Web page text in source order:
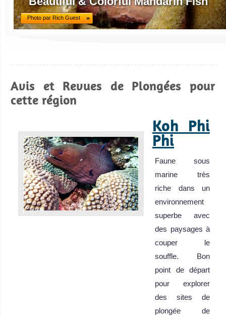
Photo par Rich Guest
Avis et Revues de Plongées pour
cette région
Koh Phi
Phi
Faune sous
marine très
riche dans un
environnement
superbe avec
des paysages à
couper le
souffle. Bon
point de départ
pour explorer
des sites de
plongée de